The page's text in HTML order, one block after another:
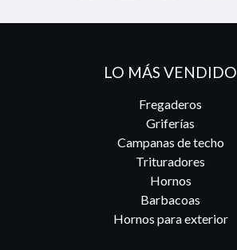
LO MÁS VENDIDO
Fregaderos
Griferías
Campanas de techo
Trituradores
Hornos
Barbacoas
Hornos para exterior